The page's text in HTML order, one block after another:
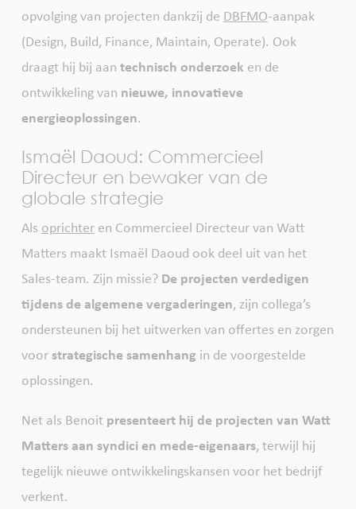
opvolging van projecten dankzij de DBFMO-aanpak
(Design, Build, Finance, Maintain, Operate). Ook
draagt hij bij aan technisch onderzoek en de
ontwikkeling van nieuwe, innovatieve
energieoplossingen.
Ismaël Daoud: Commercieel
Directeur en bewaker van de
globale strategie
Als oprichteren Commercieel Directeur van Watt
Matters maakt Ismaël Daoud ook deel uit van het
Sales-team. Zijn missie? De projecten verdedigen
tijdens de algemene vergaderingen, zijn collega’s
ondersteunen bij het uitwerken van offertes en zorgen
voor strategische samenhang in de voorgestelde
oplossingen.
Net als Benoit presenteert hij de projecten van Watt
Matters aan syndici en mede-eigenaars, terwijl hij
tegelijk nieuwe ontwikkelingskansen voor het bedrijf
verkent.